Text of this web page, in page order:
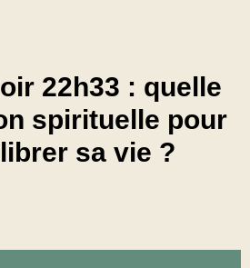
22h33 : quelle
spirituelle pour
sa vie ?